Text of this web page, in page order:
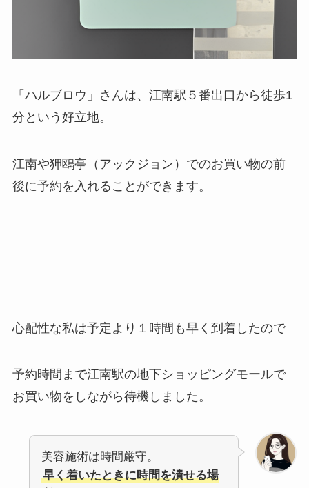
「ハルブロウ」さんは、江南駅５番出口から徒歩1
分という好立地。
江南や狎鴎亭（アックジョン）でのお買い物の前
後に予約を入れることができます。
心配性な私は予定より１時間も早く到着したので
予約時間まで江南駅の地下ショッピングモールで
お買い物をしながら待機しました。
美容施術は時間厳守。
早く着いたときに時間を潰せる場